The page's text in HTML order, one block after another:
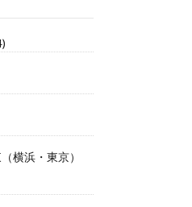
横浜・東京）